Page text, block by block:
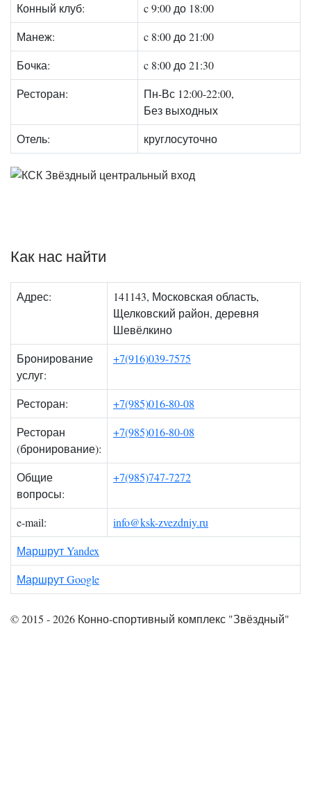
Конный клуб:
c 9:00 до 18:00
Манеж:
c 8:00 до 21:00
Бочка:
c 8:00 до 21:30
Ресторан:
Пн-Вс 12:00-22:00,
Без выходных
Отель:
круглосуточно
Как нас найти
Адрес:
141143, Московская область,
Щелковский район, деревня
Шевёлкино
Бронирование
услуг:
+7(916)039-7575
Ресторан:
+7(985)016-80-08
Ресторан
(бронирование):
+7(985)016-80-08
Общие
вопросы:
+7(985)747-7272
e-mail:
info@ksk-zvezdniy.ru
Маршрут Yandex
Маршрут Google
© 2015 - 2026 Конно-спортивный комплекс "Звёздный"